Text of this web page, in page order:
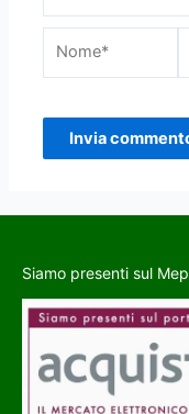
Siamo presenti sul